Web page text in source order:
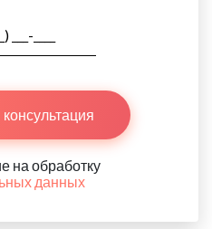
на обработку
данных